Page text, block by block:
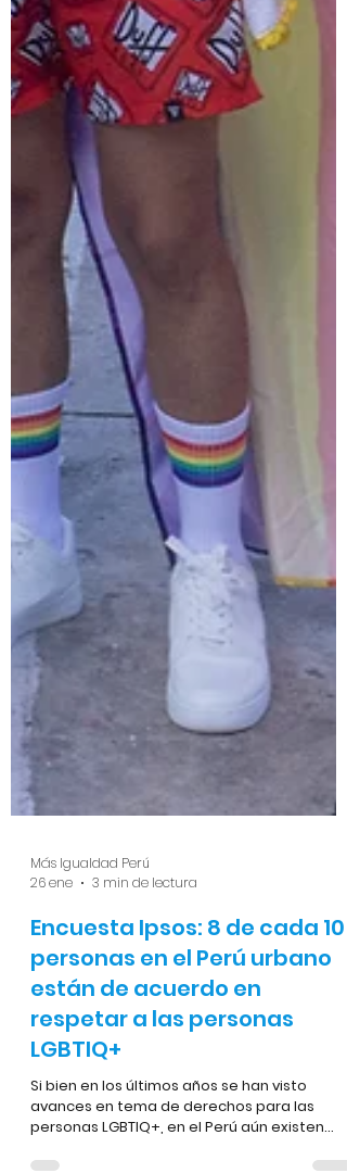
Más Igualdad Perú
26 ene
3 min de lectura
Encuesta Ipsos: 8 de cada 10
personas en el Perú urbano
están de acuerdo en